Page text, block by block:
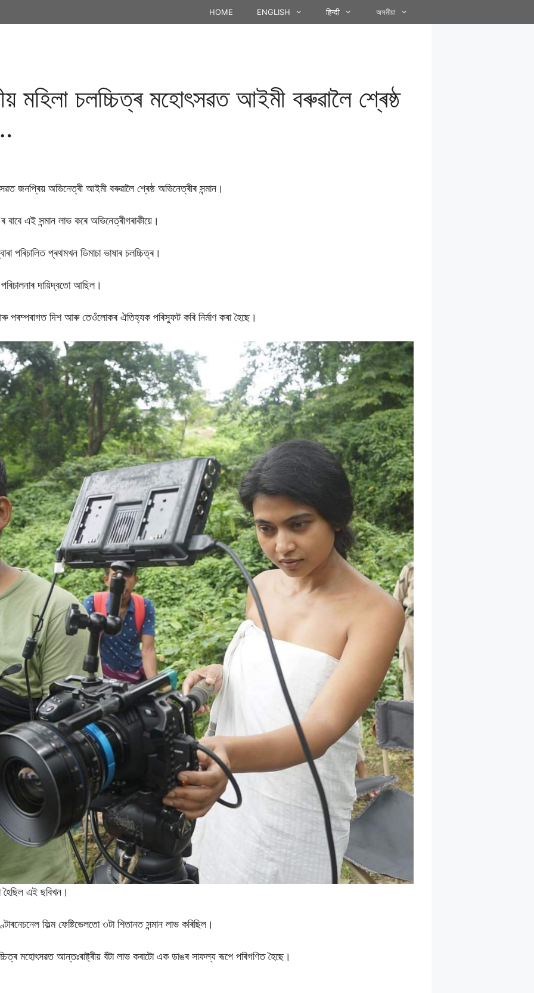
HOME ENGLISH हिन्दी অসমীয়া
মহিলা চলচ্চিত্ৰ মহোৎসৱত আইমী বৰুৱালৈ শ্ৰেষ্ঠ
জনপ্ৰিয় অভিনেত্ৰী আইমী বৰুৱালৈ শ্ৰেষ্ঠ অভিনেত্ৰীৰ সন্মান।
এই সন্মান লাভ কৰে অভিনেত্ৰীগৰাকীয়ে।
পৰিচালিত প্ৰথমখন ডিমাচা ভাষাৰ চলচ্চিত্ৰ।
দায়িদ্বতো আছিল।
পৰম্পৰাগত দিশ আৰু তেওঁলোকৰ ঐতিহ্যক পৰিস্ফুট কৰি নিৰ্মাণ কৰা হৈছে।
হৈছিল এই ছবিখন।
ফিল্ম ফেষ্টিভেলতো ৩টা শিতানত সন্মান লাভ কৰিছিল।
মহোৎসৱত আন্তঃৰাষ্ট্ৰীয় বঁটা লাভ কৰাটো এক ডাঙৰ সাফল্য ৰূপে পৰিগণিত হৈছে।